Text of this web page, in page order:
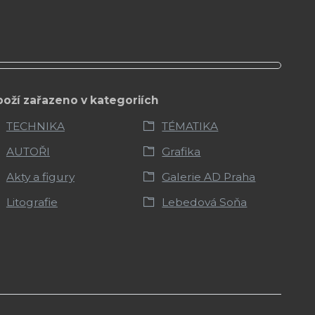
zařazeno v kategoriích
TECHNIKA
TÉMATIKA
AUTOŘI
Grafika
Akty a figury
Galerie AD Praha
Litografie
Lebedová Soňa